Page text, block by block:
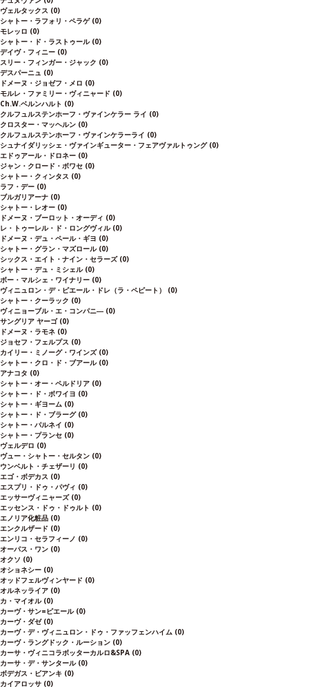
ヴェルタックス (0)
シャトー・ラフォリ・ペラゲ (0)
モレッロ (0)
シャトー・ド・ラストゥール (0)
デイヴ・フィニー (0)
スリー・フィンガー・ジャック (0)
デスパーニュ (0)
ドメーヌ・ジョゼフ・メロ (0)
モルレ・ファミリー・ヴィニャード (0)
Ch.W.ベルンハルト (0)
クルフュルステンホーフ・ヴァインケラー ライ (0)
クロスター・マッヘルン (0)
クルフュルステンホーフ・ヴァインケラーライ (0)
シュナイダリッシェ・ヴァインギューター・フェアヴァルトゥング (0)
エドゥアール・ドロネー (0)
ジャン・クロード・ボワセ (0)
シャトー・クィンタス (0)
ラフ・デー (0)
ブルガリアーナ (0)
シャトー・レオー (0)
ドメーヌ・ブーロット・オーディ (0)
レ・トゥーレル・ド・ロングヴィル (0)
ドメーヌ・デュ・ペール・ギヨ (0)
シャトー・グラン・マズロール (0)
シックス・エイト・ナイン・セラーズ (0)
シャトー・デュ・ミシェル (0)
ボー・マルシェ・ワイナリー (0)
ヴィニュロン・デ・ピエール・ドレ（ラ・ペピート） (0)
シャトー・クーラック (0)
ヴィニョーブル・エ・コンパニ― (0)
サングリア ヤーゴ (0)
ドメーヌ・ラモネ (0)
ジョセフ・フェルプス (0)
カイリー・ミノーグ・ワインズ (0)
シャトー・クロ・ド・ブアール (0)
アナコタ (0)
シャトー・オー・ペルドリア (0)
シャトー・ド・ボワイヨ (0)
シャトー・ギヨーム (0)
シャトー・ド・ブラーグ (0)
シャトー・パルネイ (0)
シャトー・プランセ (0)
ヴェルデロ (0)
ヴュー・シャトー・セルタン (0)
ウンベルト・チェザーリ (0)
エゴ・ボデカス (0)
エスプリ・ドゥ・パヴィ (0)
エッサーヴィニャーズ (0)
エッセンス・ドゥ・ドゥルト (0)
エノリア化粧品 (0)
エンクルザード (0)
エンリコ・セラフィーノ (0)
オーパス・ワン (0)
オクソ (0)
オショネシー (0)
オッドフェルヴィンヤード (0)
オルネッライア (0)
カ・マイオル (0)
カーヴ・サン=ピエール (0)
カーヴ・ダゼ (0)
カーヴ・デ・ヴィニュロン・ドゥ・ファッフェンハイム (0)
カーヴ・ラングドック・ルーション (0)
カーサ・ヴィニコラボッターカルロ&SPA (0)
カーサ・デ・サンタール (0)
ボデガス・ビアンキ (0)
カイアロッサ (0)